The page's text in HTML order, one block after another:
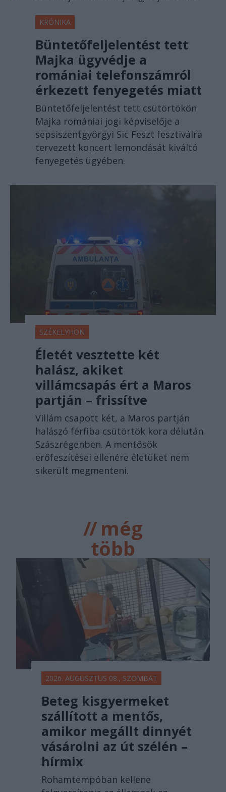
KRÓNIKA
Büntetőfeljelentést tett
Majka ügyvédje a
romániai telefonszámról
érkezett fenyegetés miatt
Büntetőfeljelentést tett csütörtökön
Majka romániai jogi képviselője a
sepsiszentgyörgyi Sic Feszt fesztiválra
tervezett koncert lemondását kiváltó
fenyegetés ügyében.
SZÉKELYHON
Életét vesztette két
halász, akiket
villámcsapás ért a Maros
partján – frissítve
Villám csapott két, a Maros partján
halászó férfiba csütörtök kora délután
Szászrégenben. A mentősök
erőfeszítései ellenére életüket nem
sikerült megmenteni.
//még
több
főtér.ro
2026. AUGUSZTUS 08., SZOMBAT
Beteg kisgyermeket
szállított a mentős,
amikor megállt dinnyét
vásárolni az út szélén –
hírmix
Rohamtempóban kellene